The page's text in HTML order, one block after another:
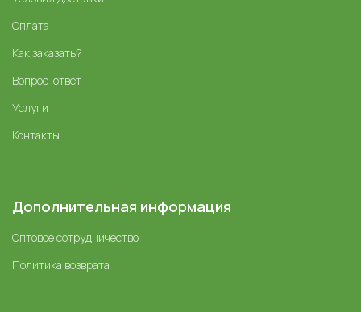
Оплата
Как заказать?
Вопрос-ответ
Услуги
Контакты
Дополнительная информация
Оптовое сотрудничество
Политика возврата